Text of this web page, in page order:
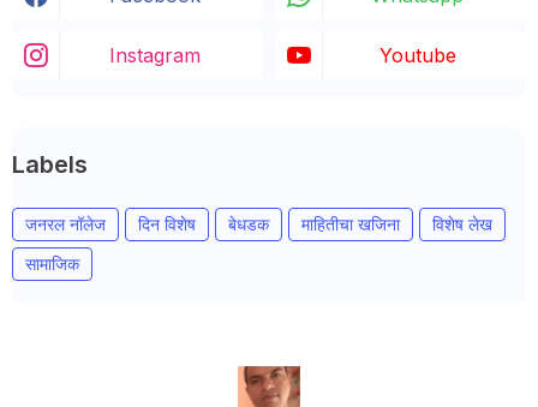
Instagram Youtube
Labels
जनरल नॉलेज दिन विशेष बेधडक माहितीचा खजिना
विशेष लेख
सामाजिक